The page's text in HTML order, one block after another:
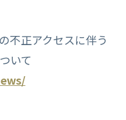
不正アクセスに伴う
いて